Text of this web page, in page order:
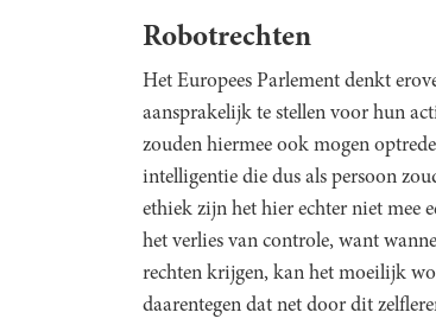
Robotrechten
Het Europees Parlement denkt
aansprakelijk te stellen voor hun
zouden hiermee ook mogen
intelligentie die dus als persoon
ethiek zijn het hier echter niet mee
het verlies van controle, want
rechten krijgen, kan het moeilijk
daarentegen dat net door dit